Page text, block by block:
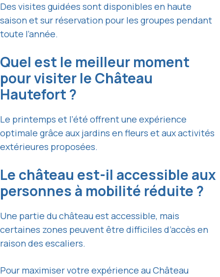
Des visites guidées sont disponibles en haute
saison et sur réservation pour les groupes pendant
toute l’année.
Quel est le meilleur moment
pour visiter le Château
Hautefort ?
Le printemps et l’été offrent une expérience
optimale grâce aux jardins en fleurs et aux activités
extérieures proposées.
Le château est-il accessible aux
personnes à mobilité réduite ?
Une partie du château est accessible, mais
certaines zones peuvent être difficiles d’accès en
raison des escaliers.
Pour maximiser votre expérience au Château